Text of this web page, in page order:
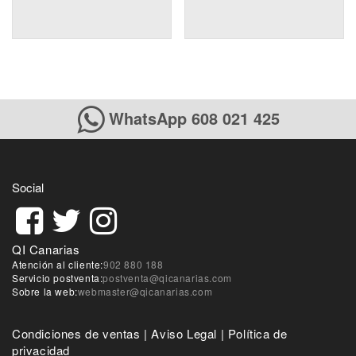
WhatsApp 608 021 425
Social
QI Canarias
Atención al cliente:902 880 188
Servicio postventa:postventa@qicanarias.com
Sobre la web:webmaster@qicanarias.com
Condiciones de ventas |Aviso Legal | Política de
privacidad